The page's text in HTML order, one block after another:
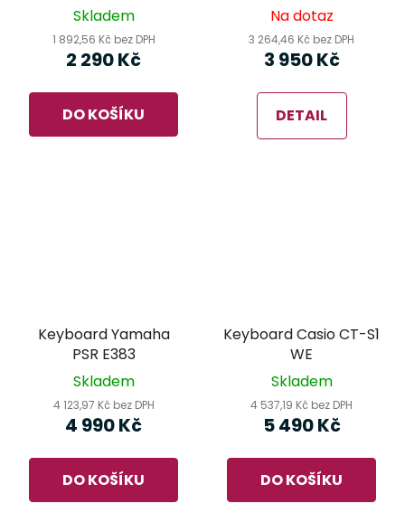
Skladem
1 892,56 Kč bez DPH
2 290 Kč
DO KOŠÍKU
Na dotaz
3 264,46 Kč bez DPH
3 950 Kč
DETAIL
Keyboard Yamaha
PSR E383
Skladem
4 123,97 Kč bez DPH
4 990 Kč
DO KOŠÍKU
Keyboard Casio CT-S1
WE
Skladem
4 537,19 Kč bez DPH
5 490 Kč
DO KOŠÍKU